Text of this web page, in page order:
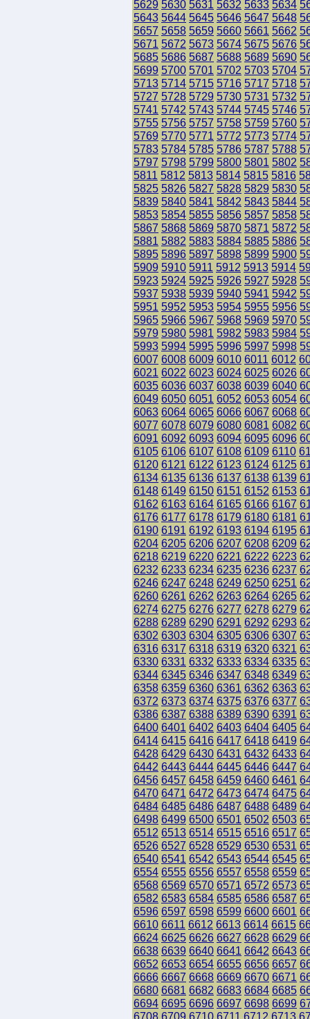
5629 5630 5631 5632 5633 5634
5643 5644 5645 5646 5647 5648
5657 5658 5659 5660 5661 5662
5671 5672 5673 5674 5675 5676
5685 5686 5687 5688 5689 5690
5699 5700 5701 5702 5703 5704
5713 5714 5715 5716 5717 5718
5727 5728 5729 5730 5731 5732
5741 5742 5743 5744 5745 5746
5755 5756 5757 5758 5759 5760
5769 5770 5771 5772 5773 5774
5783 5784 5785 5786 5787 5788
5797 5798 5799 5800 5801 5802
5811 5812 5813 5814 5815 5816
5825 5826 5827 5828 5829 5830
5839 5840 5841 5842 5843 5844
5853 5854 5855 5856 5857 5858
5867 5868 5869 5870 5871 5872
5881 5882 5883 5884 5885 5886
5895 5896 5897 5898 5899 5900
5909 5910 5911 5912 5913 5914
5923 5924 5925 5926 5927 5928
5937 5938 5939 5940 5941 5942
5951 5952 5953 5954 5955 5956
5965 5966 5967 5968 5969 5970
5979 5980 5981 5982 5983 5984
5993 5994 5995 5996 5997 5998
6007 6008 6009 6010 6011 6012
6021 6022 6023 6024 6025 6026
6035 6036 6037 6038 6039 6040
6049 6050 6051 6052 6053 6054
6063 6064 6065 6066 6067 6068
6077 6078 6079 6080 6081 6082
6091 6092 6093 6094 6095 6096
6105 6106 6107 6108 6109 6110
6120 6121 6122 6123 6124 6125
6134 6135 6136 6137 6138 6139
6148 6149 6150 6151 6152 6153
6162 6163 6164 6165 6166 6167
6176 6177 6178 6179 6180 6181
6190 6191 6192 6193 6194 6195
6204 6205 6206 6207 6208 6209
6218 6219 6220 6221 6222 6223
6232 6233 6234 6235 6236 6237
6246 6247 6248 6249 6250 6251
6260 6261 6262 6263 6264 6265
6274 6275 6276 6277 6278 6279
6288 6289 6290 6291 6292 6293
6302 6303 6304 6305 6306 6307
6316 6317 6318 6319 6320 6321
6330 6331 6332 6333 6334 6335
6344 6345 6346 6347 6348 6349
6358 6359 6360 6361 6362 6363
6372 6373 6374 6375 6376 6377
6386 6387 6388 6389 6390 6391
6400 6401 6402 6403 6404 6405
6414 6415 6416 6417 6418 6419
6428 6429 6430 6431 6432 6433
6442 6443 6444 6445 6446 6447
6456 6457 6458 6459 6460 6461
6470 6471 6472 6473 6474 6475
6484 6485 6486 6487 6488 6489
6498 6499 6500 6501 6502 6503
6512 6513 6514 6515 6516 6517
6526 6527 6528 6529 6530 6531
6540 6541 6542 6543 6544 6545
6554 6555 6556 6557 6558 6559
6568 6569 6570 6571 6572 6573
6582 6583 6584 6585 6586 6587
6596 6597 6598 6599 6600 6601
6610 6611 6612 6613 6614 6615
6624 6625 6626 6627 6628 6629
6638 6639 6640 6641 6642 6643
6652 6653 6654 6655 6656 6657
6666 6667 6668 6669 6670 6671
6680 6681 6682 6683 6684 6685
6694 6695 6696 6697 6698 6699
6708 6709 6710 6711 6712 6713